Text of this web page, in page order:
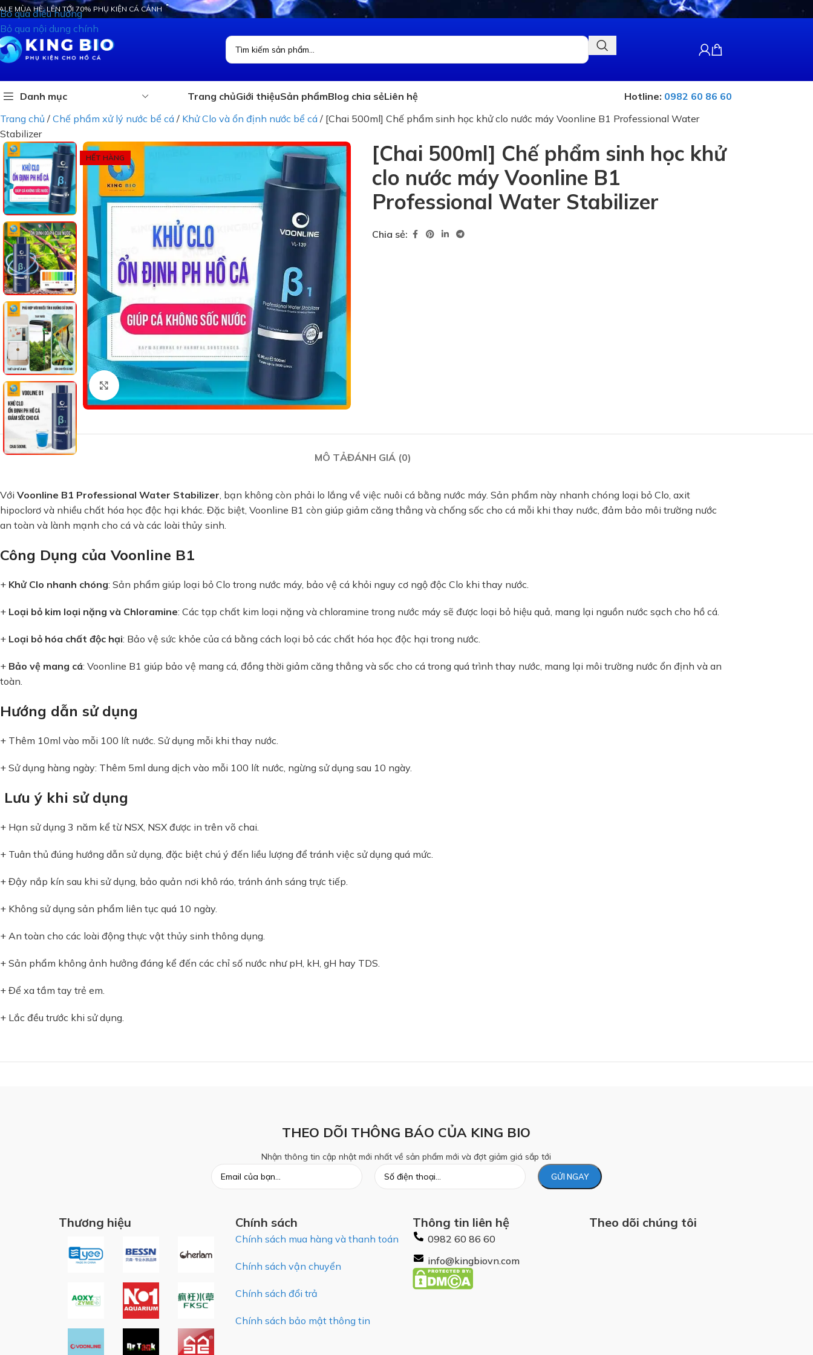
Bỏ qua điều hướng
Bỏ qua nội dung chính
MÙA HÈ: LÊN TỚI 70% PHỤ KIỆN CÁ CẢNH
Danh mục Trang chủGiới thiệuSản phẩmBlog chia sẻLiên hệ Hotline: 0982 60 86 60
Trang chủ / Chế phẩm xử lý nước bể cá / Khử Clo và ổn định nước bể cá / [Chai 500ml] Chế phẩm sinh học khử clo nước máy Voonline B1 Professional Water
Stabilizer
HẾT HÀNG
Xem ảnh lớn
[Chai 500ml] Chế phẩm sinh học khử
clo nước máy Voonline B1
Professional Water Stabilizer
Chia sẻ:
MÔ TẢĐÁNH GIÁ (0)
Với Voonline B1 Professional Water Stabilizer, bạn không còn phải lo lắng về việc nuôi cá bằng nước máy. Sản phẩm này nhanh chóng loại bỏ Clo, axit
hipoclorơ và nhiều chất hóa học độc hại khác. Đặc biệt, Voonline B1 còn giúp giảm căng thẳng và chống sốc cho cá mỗi khi thay nước, đảm bảo môi trường nước
an toàn và lành mạnh cho cá và các loài thủy sinh.
Công Dụng của Voonline B1
+ Khử Clo nhanh chóng: Sản phẩm giúp loại bỏ Clo trong nước máy, bảo vệ cá khỏi nguy cơ ngộ độc Clo khi thay nước.
+ Loại bỏ kim loại nặng và Chloramine: Các tạp chất kim loại nặng và chloramine trong nước máy sẽ được loại bỏ hiệu quả, mang lại nguồn nước sạch cho hồ cá.
+ Loại bỏ hóa chất độc hại: Bảo vệ sức khỏe của cá bằng cách loại bỏ các chất hóa học độc hại trong nước.
+ Bảo vệ mang cá: Voonline B1 giúp bảo vệ mang cá, đồng thời giảm căng thẳng và sốc cho cá trong quá trình thay nước, mang lại môi trường nước ổn định và an
toàn.
Hướng dẫn sử dụng
+ Thêm 10ml vào mỗi 100 lít nước. Sử dụng mỗi khi thay nước.
+ Sử dụng hàng ngày: Thêm 5ml dung dịch vào mỗi 100 lít nước, ngừng sử dụng sau 10 ngày.
Lưu ý khi sử dụng
+ Hạn sử dụng 3 năm kể từ NSX, NSX được in trên võ chai.
+ Tuân thủ đúng hướng dẫn sử dụng, đặc biệt chú ý đến liều lượng để tránh việc sử dụng quá mức.
+ Đậy nắp kín sau khi sử dụng, bảo quản nơi khô ráo, tránh ánh sáng trực tiếp.
+ Không sử dụng sản phẩm liên tục quá 10 ngày.
+ An toàn cho các loài động thực vật thủy sinh thông dụng.
+ Sản phẩm không ảnh hưởng đáng kể đến các chỉ số nước như pH, kH, gH hay TDS.
+ Để xa tầm tay trẻ em.
+ Lắc đều trước khi sử dụng.
THEO DÕI THÔNG BÁO CỦA KING BIO
Nhận thông tin cập nhật mới nhất về sản phẩm mới và đợt giảm giá sắp tới
Thương hiệu Chính sách
Chính sách mua hàng và thanh toán
Chính sách vận chuyển
Chính sách đổi trả
Chính sách bảo mật thông tin
Thông tin liên hệ
0982 60 86 60
info@kingbiovn.com
Theo dõi chúng tôi